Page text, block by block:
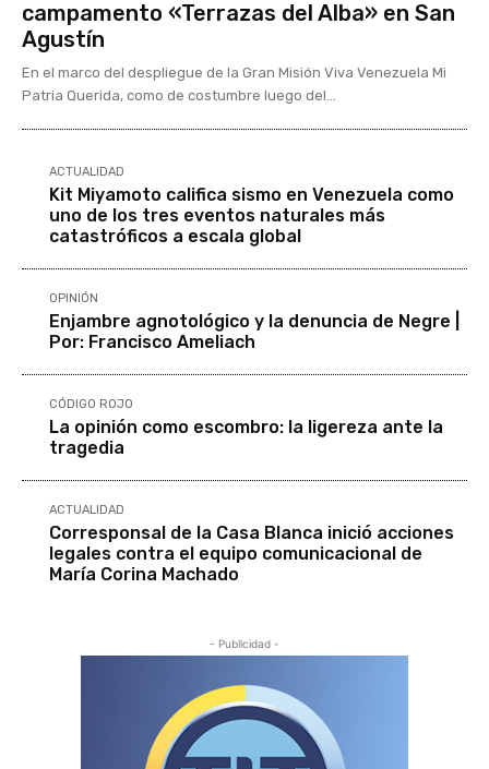
campamento «Terrazas del Alba» en San
Agustín
En el marco del despliegue de la Gran Misión Viva Venezuela Mi
Patria Querida, como de costumbre luego del...
ACTUALIDAD
Kit Miyamoto califica sismo en Venezuela como
uno de los tres eventos naturales más
catastróficos a escala global
OPINIÓN
Enjambre agnotológico y la denuncia de Negre |
Por: Francisco Ameliach
CÓDIGO ROJO
La opinión como escombro: la ligereza ante la
tragedia
ACTUALIDAD
Corresponsal de la Casa Blanca inició acciones
legales contra el equipo comunicacional de
María Corina Machado
- Publicidad -